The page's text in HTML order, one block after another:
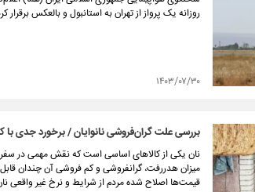
روزانه یک پرواز از تهران به استانبول و بالعکس برقرار
۱۴۰۳/۰۷/۳۰
بررسی علت گران‌فروشی نانوایان / برخورد جدی با
نان یکی از کالاهای اساسی است که نقش مهمی در
میزان هدررفت، گرانفروشی و کم فروشی آن چندان
قیمت‌ها اصلاح شده مردم از شرایط و نرخ غیر واقعی